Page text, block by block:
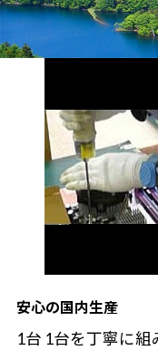
安心の国内生産
1台 1台を丁寧に